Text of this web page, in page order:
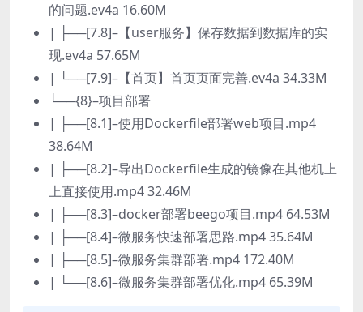
的问题.ev4a 16.60M
| ├──[7.8]–【user服务】保存数据到数据库的实
现.ev4a 57.65M
| └──[7.9]–【首页】首页页面完善.ev4a 34.33M
└──{8}–项目部署
| ├──[8.1]–使用Dockerfile部署web项目.mp4
38.64M
| ├──[8.2]–导出Dockerfile生成的镜像在其他机上
上直接使用.mp4 32.46M
| ├──[8.3]–docker部署beego项目.mp4 64.53M
| ├──[8.4]–微服务快速部署思路.mp4 35.64M
| ├──[8.5]–微服务集群部署.mp4 172.40M
| └──[8.6]–微服务集群部署优化.mp4 65.39M